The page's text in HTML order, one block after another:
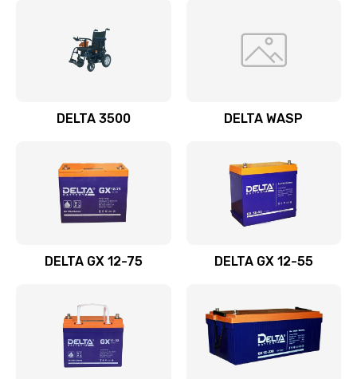
DELTA 3500 DELTA WASP
DELTA GX 12-75 DELTA GX 12-55